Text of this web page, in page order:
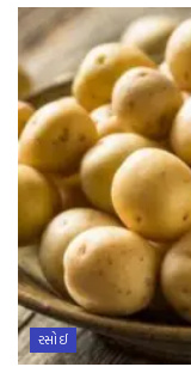
રસોઈ